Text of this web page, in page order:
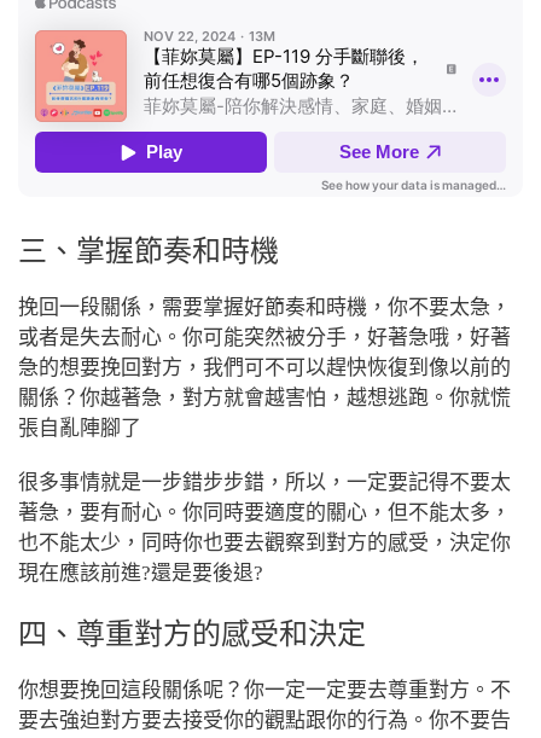
三、掌握節奏和時機
挽回一段關係，需要掌握好節奏和時機，你不要太急，
或者是失去耐心。你可能突然被分手，好著急哦，好著
急的想要挽回對方，我們可不可以趕快恢復到像以前的
關係？你越著急，對方就會越害怕，越想逃跑。你就慌
張自亂陣腳了
很多事情就是一步錯步步錯，所以，一定要記得不要太
著急，要有耐心。你同時要適度的關心，但不能太多，
也不能太少，同時你也要去觀察到對方的感受，決定你
現在應該前進?還是要後退?
四、尊重對方的感受和決定
你想要挽回這段關係呢？你一定一定要去尊重對方。不
要去強迫對方要去接受你的觀點跟你的行為。你不要告